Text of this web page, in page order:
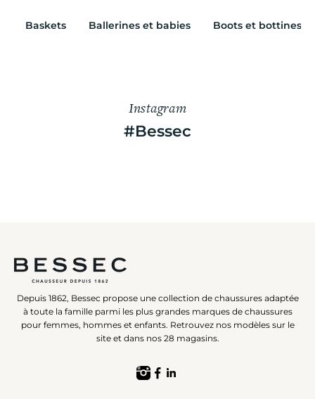
Baskets Ballerines et babies Boots et bottines
Instagram
#Bessec
Depuis 1862, Bessec propose une collection de chaussures adaptée
à toute la famille parmi les plus grandes marques de chaussures
pour femmes, hommes et enfants. Retrouvez nos modèles sur le
site et dans nos 28 magasins.